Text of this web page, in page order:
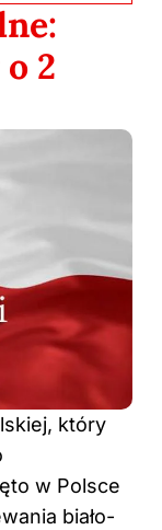
2
który
w Polsce
biało-